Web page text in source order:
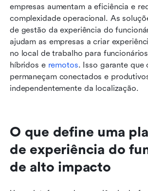
empresas aumentam a eficiência e
complexidade operacional. As
de gestão da experiência do
ajudam as empresas a criar
no local de trabalho para
híbridos e remotos. Isso garante que
permaneçam conectados e
independentemente da localização.
O que define uma
de experiência do
de alto impacto